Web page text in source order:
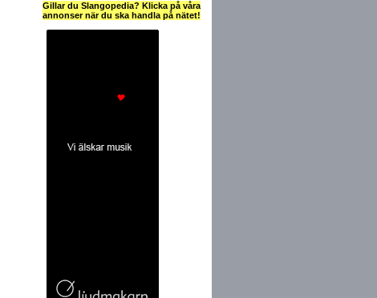
Gillar du Slangopedia? Klicka på våra
annonser när du ska handla på nätet!